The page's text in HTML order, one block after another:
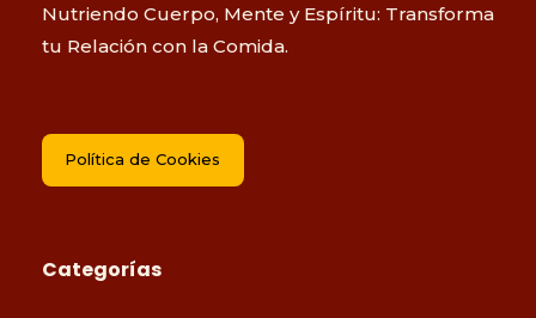
Nutriendo Cuerpo, Mente y Espíritu: Transforma
tu Relación con la Comida.
Política de Cookies
Categorías